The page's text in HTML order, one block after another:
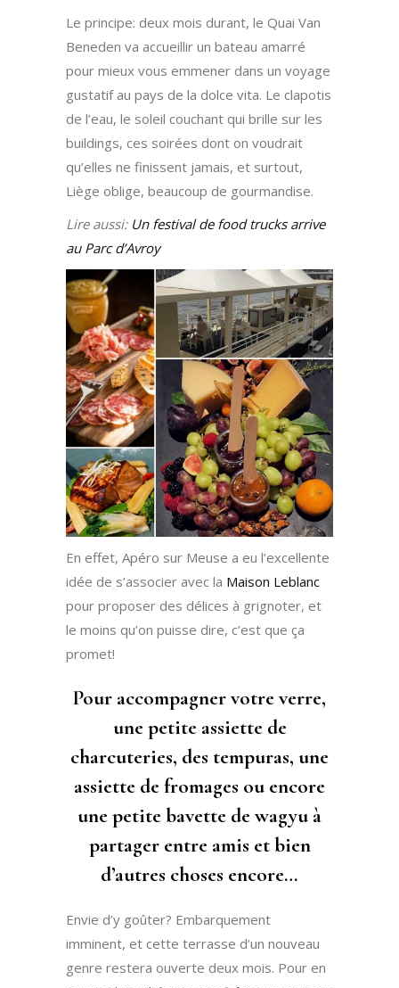
Le principe: deux mois durant, le Quai Van
Beneden va accueillir un bateau amarré
pour mieux vous emmener dans un voyage
gustatif au pays de la dolce vita. Le clapotis
de l’eau, le soleil couchant qui brille sur les
buildings, ces soirées dont on voudrait
qu’elles ne finissent jamais, et surtout,
Liège oblige, beaucoup de gourmandise.
Lire aussi: Un festival de food trucks arrive
au Parc d’Avroy
En effet, Apéro sur Meuse a eu l’excellente
idée de s’associer avec la Maison Leblanc
pour proposer des délices à grignoter, et
le moins qu’on puisse dire, c’est que ça
promet!
Pour accompagner votre verre,
une petite assiette de
charcuteries, des tempuras, une
assiette de fromages ou encore
une petite bavette de wagyu à
partager entre amis et bien
d’autres choses encore…
Envie d’y goûter? Embarquement
imminent, et cette terrasse d’un nouveau
genre restera ouverte deux mois. Pour en